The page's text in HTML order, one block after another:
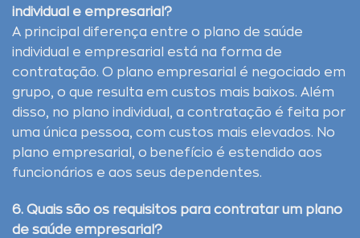
individual e empresarial?
A principal diferença entre o plano de saúde
individual e empresarial está na forma de
contratação. O plano empresarial é negociado em
grupo, o que resulta em custos mais baixos. Além
disso, no plano individual, a contratação é feita por
uma única pessoa, com custos mais elevados. No
plano empresarial, o benefício é estendido aos
funcionários e aos seus dependentes.
6. Quais são os requisitos para contratar um plano
de saúde empresarial?